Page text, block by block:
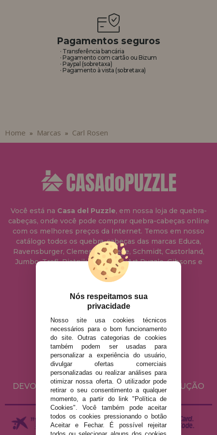
REGISTRO DE REVENDEDOR
Pagamentos seguros
· Transferência bancária
· Pagamento com cartão ou Bizum
· Paypal (sobretaxa)
· Pagamento à vista (sobretaxa)
Home » Marcas » Carl Rosen
Você está na Casa del Puzzle, em nossa loja de quebra-
cabeças, onde você pode comprar quebra-cabeças online
com os melhores preços da Internet. Temos em nosso
catálogo todos os quebra-cabeças das marcas Educa,
Ravensburger, Clementoni, Heye, Schmidt, Castorland,
Jumbo, Trefl, Piatnik, Anatolian, Art Puzzle, Gibsons e
muito mais.
info@casadopuzzle.pt
AVISO LEGAL
POLÍTICA DE PRIVACIDADE
POLÍTICA DE COOKIES
ENVIO E DEVOLUÇÕES
DEVOLUÇÕES / DIREITO DE LIVRE RESOLUÇÃO
Nós respeitamos sua
privacidade
Nosso site usa cookies técnicos
necessários para o bom funcionamento
do site. Outras categorias de cookies
também podem ser usadas para
personalizar a experiência do usuário,
divulgar ofertas comerciais
personalizadas ou realizar análises para
otimizar nossa oferta. O utilizador pode
retirar o seu consentimento a qualquer
momento, a partir do link "Política de
Cookies". Você também pode aceitar
todos os cookies pressionando o botão
Aceitar e Fechar. É possível rejeitar